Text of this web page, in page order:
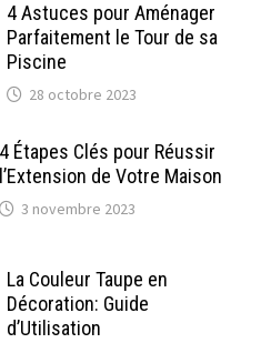
4 Astuces pour Aménager
Parfaitement le Tour de sa
Piscine
28 octobre 2023
4 Étapes Clés pour Réussir
l’Extension de Votre Maison
3 novembre 2023
La Couleur Taupe en
Décoration: Guide
d’Utilisation